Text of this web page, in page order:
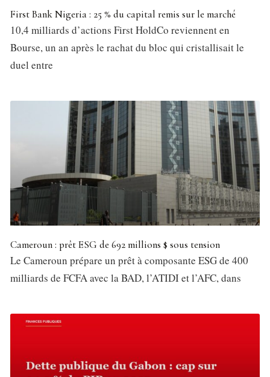
First Bank Nigeria : 25 % du capital remis sur le marché
10,4 milliards d’actions First HoldCo reviennent en
Bourse, un an après le rachat du bloc qui cristallisait le
duel entre
Cameroun : prêt ESG de 692 millions $ sous tension
Le Cameroun prépare un prêt à composante ESG de 400
milliards de FCFA avec la BAD, l’ATIDI et l’AFC, dans